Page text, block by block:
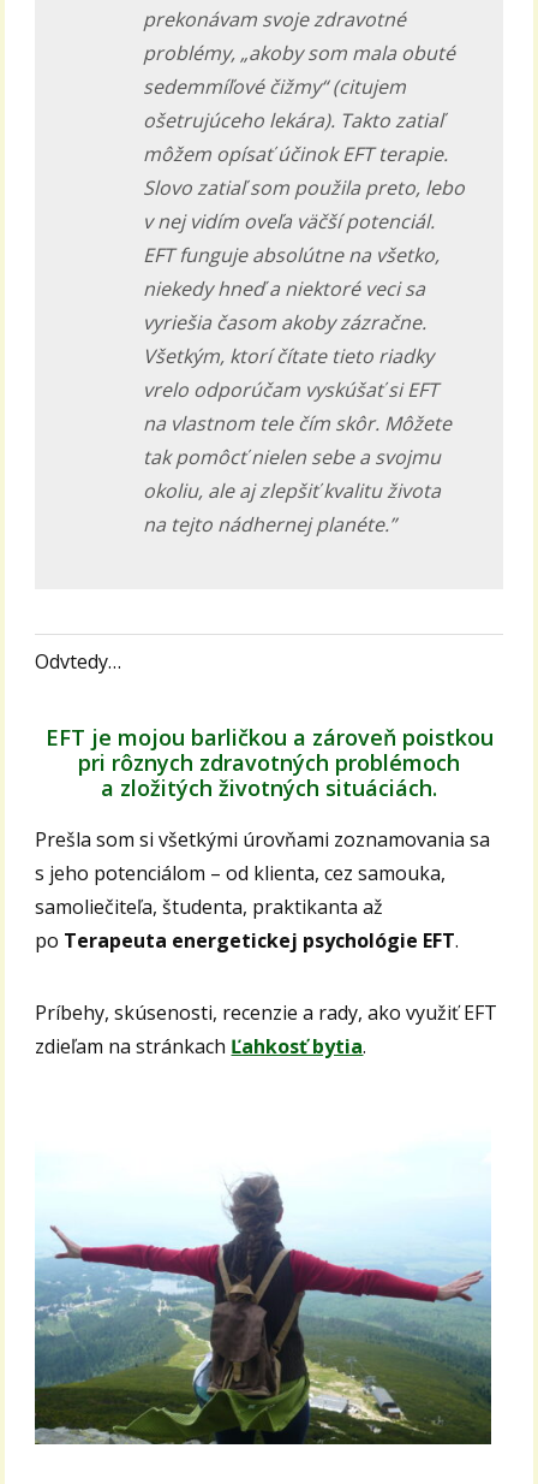
prekonávam svoje zdravotné
problémy, „akoby som mala obuté
sedemmíľové čižmy“ (citujem
ošetrujúceho lekára). Takto zatiaľ
môžem opísať účinok EFT terapie.
Slovo zatiaľ som použila preto, lebo
v nej vidím oveľa väčší potenciál.
EFT funguje absolútne na všetko,
niekedy hneď a niektoré veci sa
vyriešia časom akoby zázračne.
Všetkým, ktorí čítate tieto riadky
vrelo odporúčam vyskúšať si EFT
na vlastnom tele čím skôr. Môžete
tak pomôcť nielen sebe a svojmu
okoliu, ale aj zlepšiť kvalitu života
na tejto nádhernej planéte.”
Odvtedy…
EFT je mojou barličkou a zároveň poistkou
pri rôznych zdravotných problémoch
a zložitých životných situáciách.
Prešla som si všetkými úrovňami zoznamovania sa
s jeho potenciálom – od klienta, cez samouka,
samoliečiteľa, študenta, praktikanta až
po Terapeuta energetickej psychológie EFT.
Príbehy, skúsenosti, recenzie a rady, ako využiť EFT
zdieľam na stránkach Ľahkosť bytia.